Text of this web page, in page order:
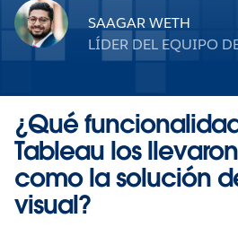
SAAGAR WETH
LÍDER DEL EQUIPO
¿Qué
Tableau los
como la solución
visual?